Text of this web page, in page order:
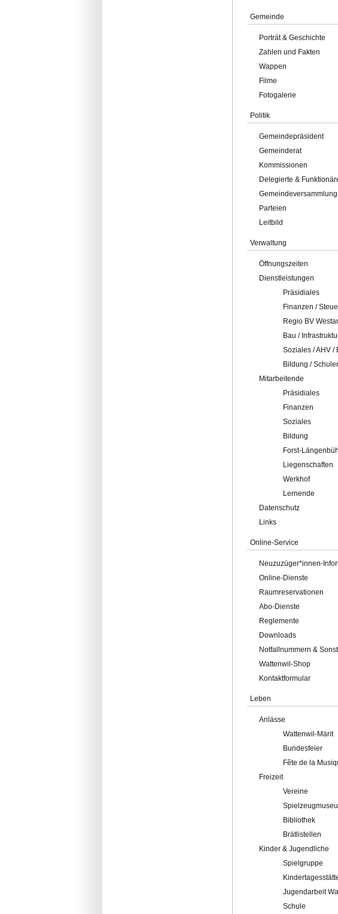
Gemeinde
Porträt & Geschichte
Zahlen und Fakten
Wappen
Filme
Fotogalerie
Politik
Gemeindepräsident
Gemeinderat
Kommissionen
Delegierte &
Gemeindeversammlung
Parteien
Leitbild
Verwaltung
Öffnungszeiten
Dienstleistungen
Präsidiales
Finanzen /
Regio BV
Bau /
Soziales / AHV /
Bildung /
Mitarbeitende
Präsidiales
Finanzen
Soziales
Bildung
Forst-
Liegenschaften
Werkhof
Lernende
Datenschutz
Links
Online-Service
Neuzuzüger*innen-
Online-Dienste
Raumreservationen
Abo-Dienste
Reglemente
Downloads
Notfallnummern &
Wattenwil-Shop
Kontaktformular
Leben
Anlässe
Wattenwil-Märit
Bundesfeier
Fête de la
Freizeit
Vereine
Bibliothek
Brätlistellen
Kinder & Jugendliche
Spielgruppe
Jugendarbeit
Schule